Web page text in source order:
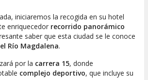
iniciaremos la recogida en su hotel
enriquecedor recorrido panorámico
saber que esta ciudad se le conoce
Río Magdalena.
por la carrera 15, donde
complejo deportivo, que incluye su